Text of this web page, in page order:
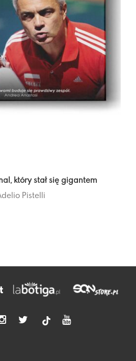
który stał się gigantem
Pistelli
tiktok